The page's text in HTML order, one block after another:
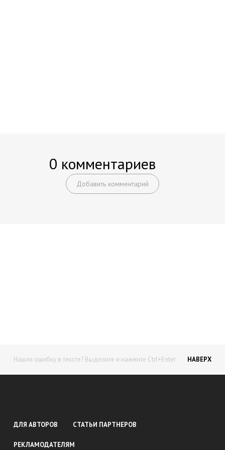
0 комментариев
Добавить комментарий
Нашли ошибку в тексте? Выделите и нажмите Ctrl+Enter НАВЕРХ
ДЛЯ АВТОРОВ СТАТЬИ ПАРТНЕРОВ
РЕКЛАМОДАТЕЛЯМ